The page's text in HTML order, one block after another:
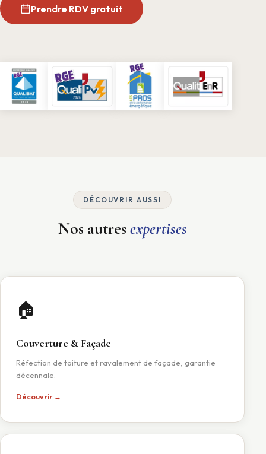
Prendre RDV gratuit
DÉCOUVRIR AUSSI
Nos autres expertises
🏠
Couverture & Façade
Réfection de toiture et ravalement de façade, garantie
décennale.
Découvrir →